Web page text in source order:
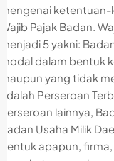
mengenai
Wajib Pajak Badan.
menjadi 5 yakni:
modal dalam bentuk
maupun yang tidak
adalah Perseroan
perseroan lainnya,
Badan Usaha Milik
bentuk apapun,